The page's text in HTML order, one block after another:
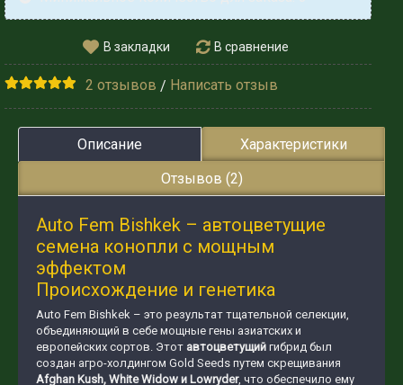
В закладки В сравнение
2 отзывов / Написать отзыв
Описание
Характеристики
Отзывов (2)
Auto Fem Bishkek – автоцветущие
семена конопли с мощным
эффектом
Происхождение и генетика
Auto Fem Bishkek – это результат тщательной селекции,
объединяющий в себе мощные гены азиатских и
европейских сортов. Этот автоцветущий гибрид был
создан агро-холдингом Gold Seeds путем скрещивания
Afghan Kush, White Widow и Lowryder, что обеспечило ему